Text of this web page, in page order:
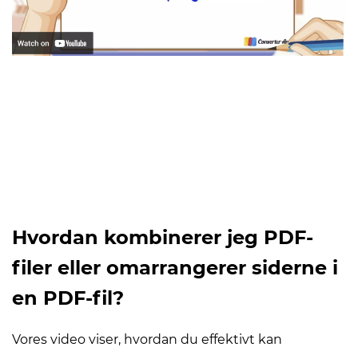
Hvordan kombinerer jeg PDF-
filer eller omarrangerer siderne i
en PDF-fil?
Vores video viser, hvordan du effektivt kan